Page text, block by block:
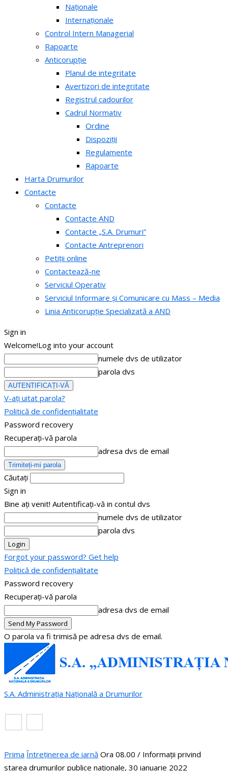
Naționale
Internaționale
Control Intern Managerial
Rapoarte
Anticorupție
Planul de integritate
Avertizori de integritate
Registrul cadourilor
Cadrul Normativ
Ordine
Dispoziții
Regulamente
Rapoarte
Harta Drumurilor
Contacte
Contacte
Contacte AND
Contacte „S.A. Drumuri”
Contacte Antreprenori
Petiții online
Contactează-ne
Serviciul Operativ
Serviciul Informare și Comunicare cu Mass – Media
Linia Anticorupție Specializată a AND
Sign in
Welcome!Log into your account
numele dvs de utilizator
parola dvs
V-ați uitat parola?
Politică de confidențialitate
Password recovery
Recuperați-vă parola
adresa dvs de email
Căutați
Sign in
Bine ați venit! Autentificați-vă in contul dvs
numele dvs de utilizator
parola dvs
Forgot your password? Get help
Politică de confidențialitate
Password recovery
Recuperați-vă parola
adresa dvs de email
O parola va fi trimisă pe adresa dvs de email.
S.A. Administrația Națională a Drumurilor
Prima Întreținerea de iarnă Ora 08.00 / Informații privind
starea drumurilor publice naționale, 30 ianuarie 2022